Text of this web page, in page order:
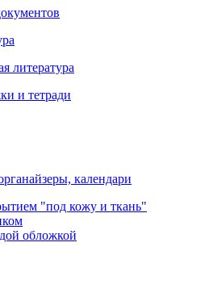
литература
и тетради
календари
"под кожу и ткань"
обложкой